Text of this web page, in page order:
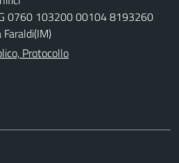
0760 103200 00104 8193260
Protocollo